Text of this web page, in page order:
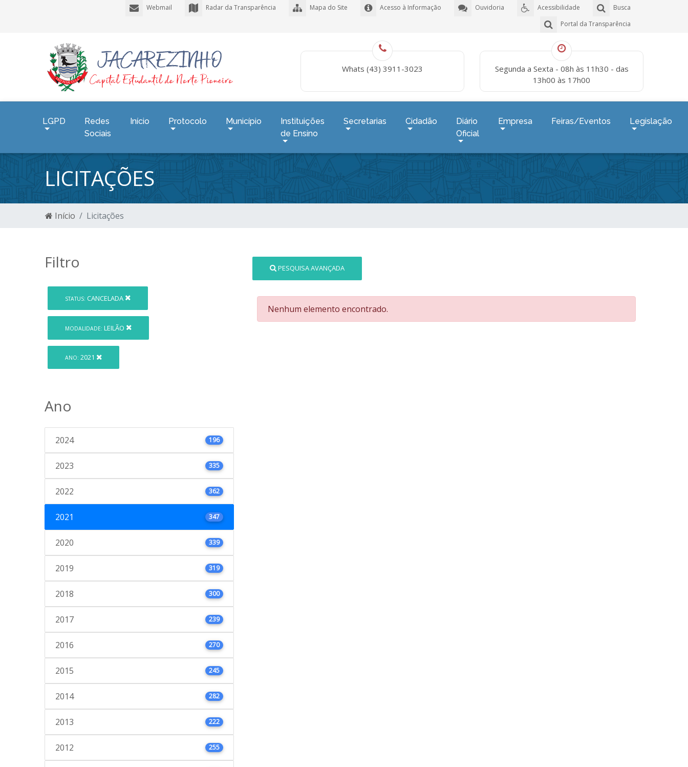
Busca
Acessibilidade
Ouvidoria
Acesso à Informação
Mapa do Site
Radar da Transparência
Webmail
Portal da Transparência
Whats (43) 3911-3023
Segunda a Sexta - 08h às 11h30 - das
13h00 às 17h00
LGPD
Redes
Sociais
Início Protocolo Município
Instituições
de Ensino
Secretarias Cidadão
Diário
Oficial
Empresa Feiras/Eventos Legislação
LICITAÇÕES
Início Licitações
Filtro
STATUS: CANCELADA
MODALIDADE: LEILÃO
ANO: 2021
Ano
2024 196
2023 335
2022 362
2021 347
2020 339
2019 319
2018 300
2017 239
2016 270
2015 245
2014 282
2013 222
2012 255
PESQUISA AVANÇADA
Nenhum elemento encontrado.